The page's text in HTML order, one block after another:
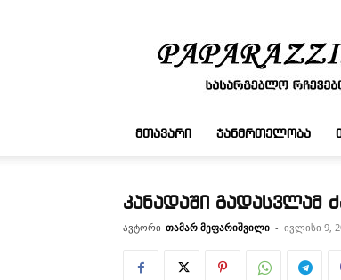
რჩევები
ᲛᲗᲐᲕᲐᲠᲘ ᲯᲐᲜᲛᲠᲗᲔᲚᲝᲑᲐ
კანადაში გადასვლამ
ავტორი თამარ მეფარიშვილი - ივლისი 9,